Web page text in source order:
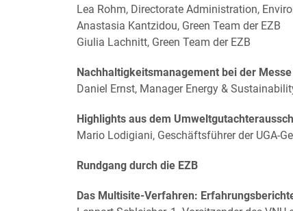
Lea Rohm, Directorate Administration,
Anastasia Kantzidou, Green Team der EZB
Giulia Lachnitt, Green Team der EZB
Nachhaltigkeitsmanagement bei der
Daniel Ernst, Manager Energy &
Highlights aus dem
Mario Lodigiani, Geschäftsführer der UGA-
Rundgang durch die EZB
Das Multisite-Verfahren: